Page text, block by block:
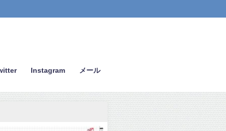
Instagram メール